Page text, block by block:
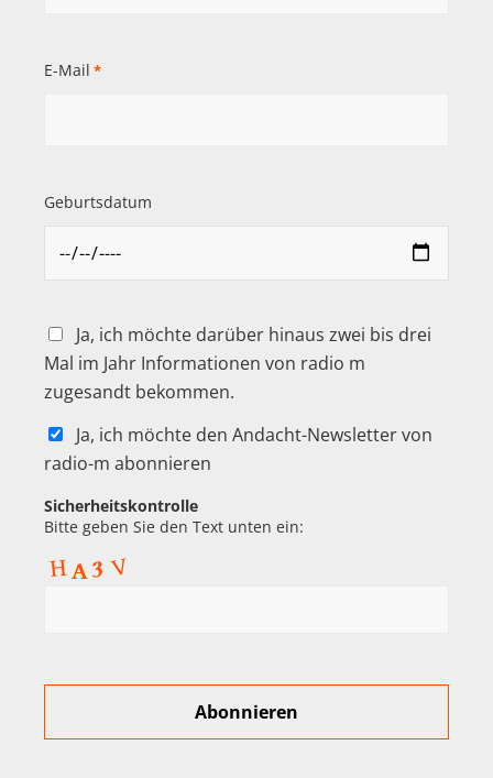
E-Mail *
Geburtsdatum
Ja, ich möchte darüber hinaus zwei bis drei
Mal im Jahr Informationen von radio m
zugesandt bekommen.
Ja, ich möchte den Andacht-Newsletter von
radio-m abonnieren
Sicherheitskontrolle
Bitte geben Sie den Text unten ein: